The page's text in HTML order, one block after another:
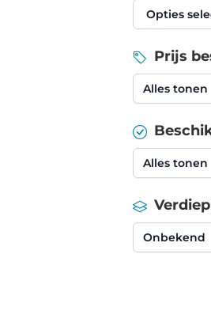
Opties
Prijs